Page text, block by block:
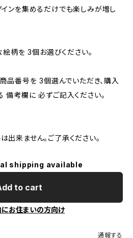
インを集めるだけでも楽しみが増し
柄を 3個お選びください。
番号を 3個選んでいただき、購入
考欄に 必ずご記入ください。
来ません。ご了承ください。
shipping available
to cart
にお住まいの方向け
通報する